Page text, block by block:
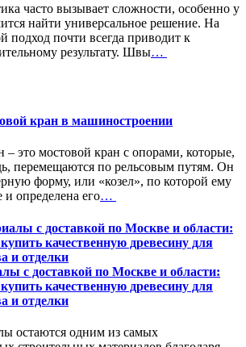
часто вызывает сложности, особенно у
найти универсальное решение. На
подход почти всегда приводит к
результату. Швы…
кран в машиностроении
– это мостовой кран с опорами, которые,
перемещаются по рельсовым путям. Он
форму, или «козел», по которой ему
и определена его…
с доставкой по Москве и области:
качественную древесину для
и отделки
остаются одним из самых